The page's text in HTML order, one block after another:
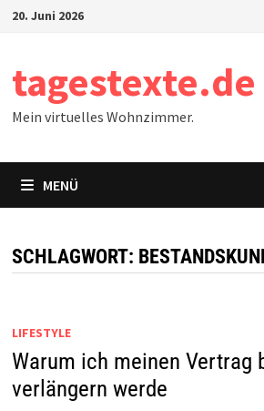
Zum20. Juni 2026
tagestexte.de
Mein virtuelles Wohnzimmer.
MENÜ
SCHLAGWORT:
LIFESTYLE
Warum ich meinen Vertrag
verlängern werde